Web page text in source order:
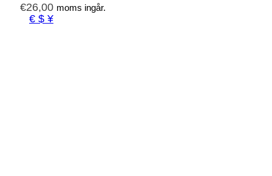
€ $ ¥
€26,00 moms ingår.